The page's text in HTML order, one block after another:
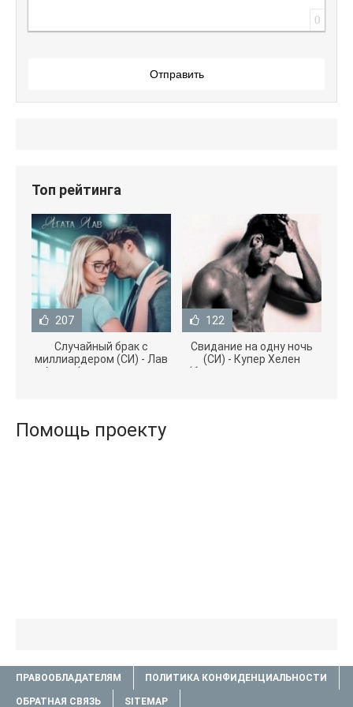
0
Отправить
Топ рейтинга
207
Случайный брак с
миллиардером (СИ) - Лав
Агата (полная версия
122
Свидание на одну ночь
(СИ) - Купер Хелен
(бесплатные серии книг
Помощь проекту
ПРАВООБЛАДАТЕЛЯМ ПОЛИТИКА КОНФИДЕНЦИАЛЬНОСТИ
ОБРАТНАЯ СВЯЗЬ SITEMAP